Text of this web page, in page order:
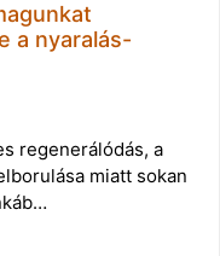
a nyaralás-
regenerálódás, a
miatt sokan